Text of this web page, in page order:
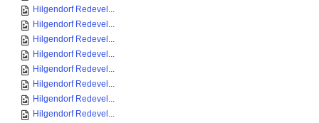
Hilgendorf Redevel...
Hilgendorf Redevel...
Hilgendorf Redevel...
Hilgendorf Redevel...
Hilgendorf Redevel...
Hilgendorf Redevel...
Hilgendorf Redevel...
Hilgendorf Redevel...